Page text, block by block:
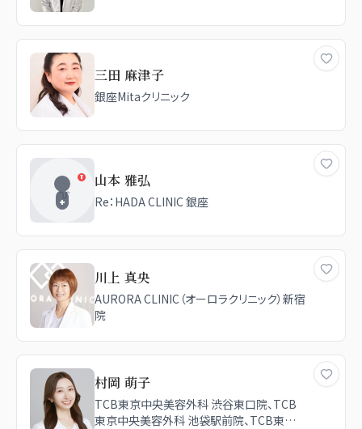
三田 麻津子
銀座Mitaクリニック
山本 雅弘
Re：HADA CLINIC 銀座
川上 真央
AURORA CLINIC（オーロラクリニック）新宿
院
村岡 萌子
TCB東京中央美容外科 渋谷東口院、TCB
東京中央美容外科 池袋駅前院、TCB東京